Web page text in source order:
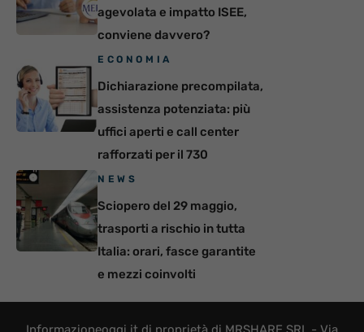
agevolata e impatto ISEE,
conviene davvero?
ECONOMIA
Dichiarazione precompilata,
assistenza potenziata: più
uffici aperti e call center
rafforzati per il 730
NEWS
Sciopero del 29 maggio,
trasporti a rischio in tutta
Italia: orari, fasce garantite
e mezzi coinvolti